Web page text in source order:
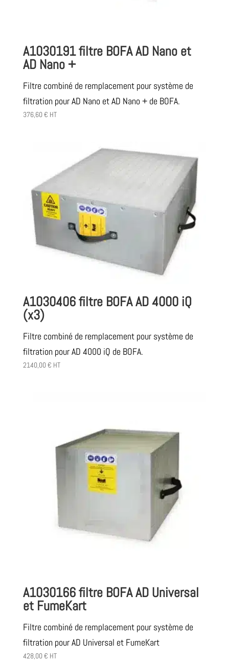
A1030191 filtre BOFA AD Nano et
AD Nano +
Filtre combiné de remplacement pour système de
filtration pour AD Nano et AD Nano + de BOFA.
376,60€ HT
A1030406 filtre BOFA AD 4000 iQ
(x3)
Filtre combiné de remplacement pour système de
filtration pour AD 4000 iQ de BOFA.
2140,00€ HT
A1030166 filtre BOFA AD Universal
et FumeKart
Filtre combiné de remplacement pour système de
filtration pour AD Universal et FumeKart
428,00€ HT